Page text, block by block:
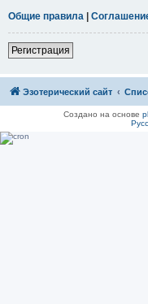
Общие правила |
Регистрация
Эзотерический сайт
Создано на основе